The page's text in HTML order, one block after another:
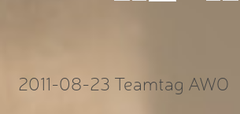
2011-08-23 Teamtag AWO